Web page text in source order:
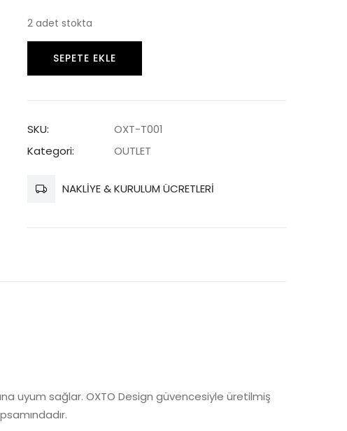
2 adet stokta
Takımı
SEPETE EKLE
SKU:
OXT-T001
Kategori:
OUTLET
NAKLİYE & KURULUM ÜCRETLERİ
uyum sağlar. OXTO Design güvencesiyle üretilmiş